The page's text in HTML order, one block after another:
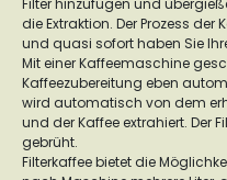
Filter hinzufügen und
die Extraktion. Der Prozess
und quasi sofort haben Sie
Mit einer Kaffeemaschine
Kaffeezubereitung eben
wird automatisch von dem
und der Kaffee extrahiert. Der
gebrüht.
Filterkaffee bietet die